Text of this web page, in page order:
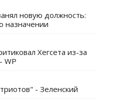
новую должность:
назначении
Хегсета из-за
WP
- Зеленский